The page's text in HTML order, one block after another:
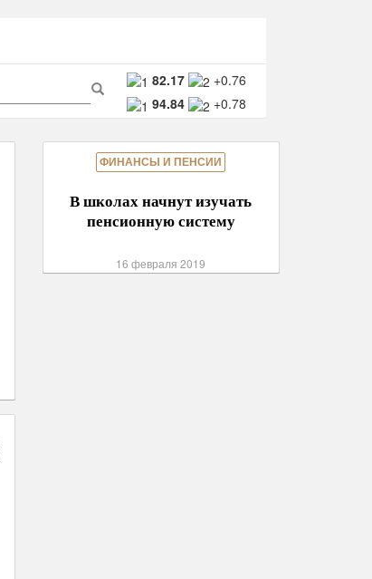
82.17
+0.76
94.84
+0.78
Поиск
ФИНАНСЫ И ПЕНСИИ
В школах начнут изучать
пенсионную систему
16 февраля 2019